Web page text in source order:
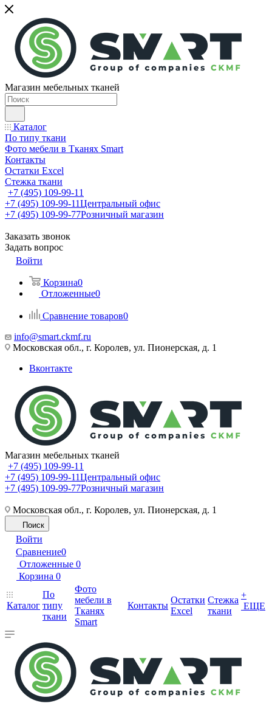
Магазин мебельных тканей
Каталог
По типу ткани
Фото мебели в Тканях Smart
Контакты
Остатки Excel
Стежка ткани
+7 (495) 109-99-11
+7 (495) 109-99-11Центральный офис
+7 (495) 109-99-77Розничный магазин
Заказать звонок
Задать вопрос
Войти
Корзина0
Отложенные0
Сравнение товаров0
info@smart.ckmf.ru
Московская обл., г. Королев, ул. Пионерская, д. 1
Вконтакте
Магазин мебельных тканей
+7 (495) 109-99-11
+7 (495) 109-99-11Центральный офис
+7 (495) 109-99-77Розничный магазин
Московская обл., г. Королев, ул. Пионерская, д. 1
Поиск
Войти
Сравнение0
Отложенные 0
Корзина 0
Каталог
По
типу
ткани
Фото
мебели в
Тканях
Smart
Контакты
Остатки
Excel
Стежка
ткани
+
ЕЩЕ